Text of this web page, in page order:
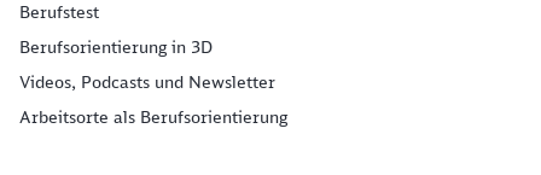
Berufstest
Berufsorientierung in 3D
Videos, Podcasts und Newsletter
Arbeitsorte als Berufsorientierung